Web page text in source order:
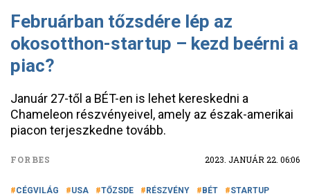
Februárban tőzsdére lép az
okosotthon-startup – kezd beérni a
piac?
Január 27-től a BÉT-en is lehet kereskedni a
Chameleon részvényeivel, amely az észak-amerikai
piacon terjeszkedne tovább.
FORBES 2023. JANUÁR 22. 06:06
CÉGVILÁG USA TŐZSDE RÉSZVÉNY BÉT STARTUP